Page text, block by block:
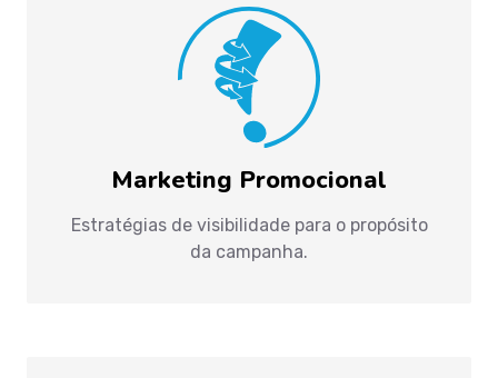
Marketing Promocional
Estratégias de visibilidade para o propósito
da campanha.